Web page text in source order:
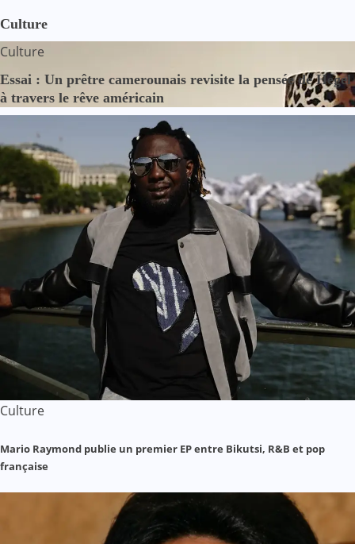
Culture
Culture
Essai : Un prêtre camerounais revisite la pensée de Hegel
à travers le rêve américain
Culture
Mario Raymond publie un premier EP entre Bikutsi, R&B et pop
française